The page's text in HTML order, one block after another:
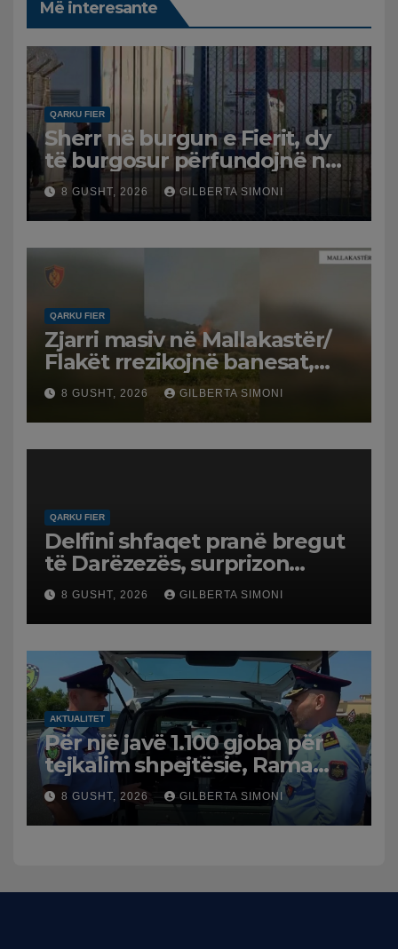
Më interesante
QARKU FIER
Sherr në burgun e Fierit, dy
të burgosur përfundojnë në
spital
8 GUSHT, 2026 GILBERTA SIMONI
QARKU FIER
Zjarri masiv në Mallakastër/
Flakët rrezikojnë banesat,
Policia evakuon disa familje
në Koilac
8 GUSHT, 2026 GILBERTA SIMONI
QARKU FIER
Delfini shfaqet pranë bregut
të Darëzezës, surprizon
pushuesit dhe banorët
8 GUSHT, 2026 GILBERTA SIMONI
AKTUALITET
Për një javë 1.100 gjoba për
tejkalim shpejtësie, Rama
publikon videon: Kamerat e
trafikut së shpejti në
funksion
8 GUSHT, 2026 GILBERTA SIMONI